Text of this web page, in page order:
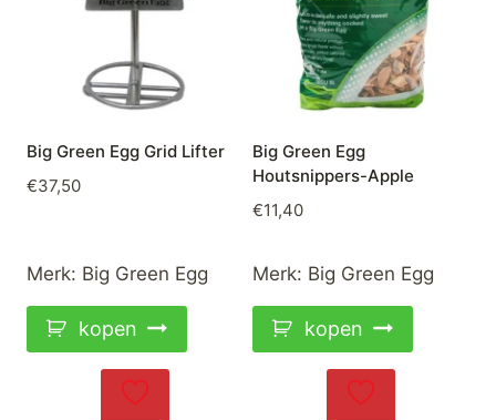
Big Green Egg Grid Lifter
€37,50
Merk: Big Green Egg
kopen
Big Green Egg
Houtsnippers-Apple
€11,40
Merk: Big Green Egg
kopen